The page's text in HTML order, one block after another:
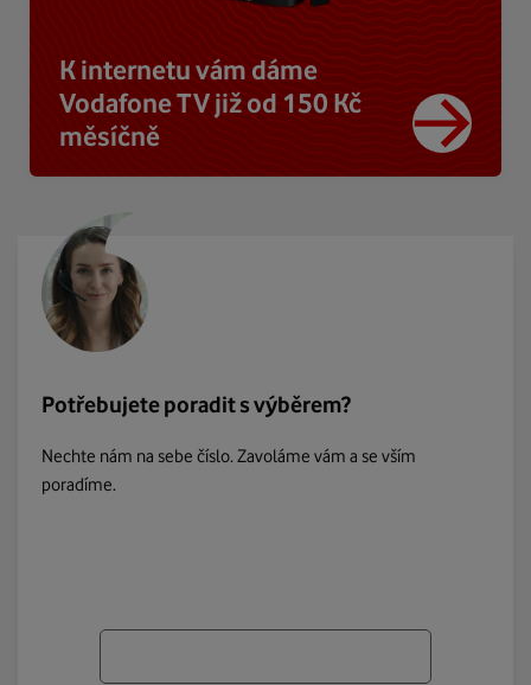
K internetu vám dáme
Vodafone TV již od 150 Kč
měsíčně
Potřebujete poradit s výběrem?
Nechte nám na sebe číslo. Zavoláme vám a se vším
poradíme.